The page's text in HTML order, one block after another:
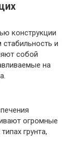
конструкции
и
собой
на
огромные
грунта,